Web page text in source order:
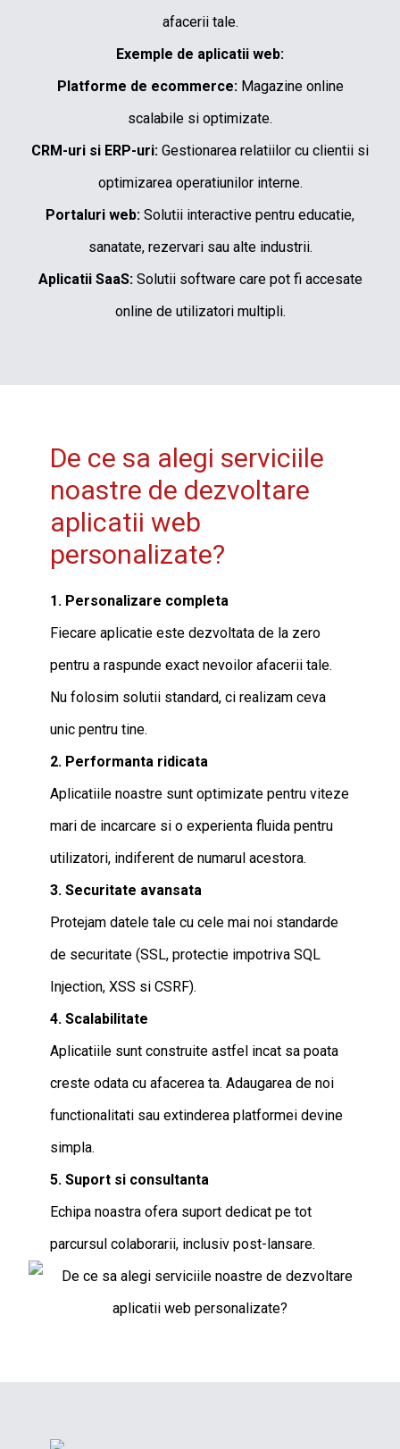
afacerii tale.
Exemple de aplicatii web:
Platforme de ecommerce:Magazine online
scalabile si optimizate.
CRM-uri si ERP-uri: Gestionarea relatiilor cu clientii si
optimizarea operatiunilor interne.
Portaluri web: Solutii interactive pentru educatie,
sanatate, rezervari sau alte industrii.
Aplicatii SaaS:Solutii software care pot fi accesate
online de utilizatori multipli.
De ce sa alegi serviciile
noastre de dezvoltare
aplicatii web
personalizate?
1. Personalizare completa
Fiecare aplicatie este dezvoltata de la zero
pentru a raspunde exact nevoilor afacerii tale.
Nu folosim solutii standard, ci realizam ceva
unic pentru tine.
2. Performanta ridicata
Aplicatiile noastre sunt optimizate pentru viteze
mari de incarcare si o experienta fluida pentru
utilizatori, indiferent de numarul acestora.
3. Securitate avansata
Protejam datele tale cu cele mai noi standarde
de securitate (SSL, protectie impotriva SQL
Injection, XSS si CSRF).
4. Scalabilitate
Aplicatiile sunt construite astfel incat sa poata
creste odata cu afacerea ta. Adaugarea de noi
functionalitati sau extinderea platformei devine
simpla.
5. Suport si consultanta
Echipa noastra ofera suport dedicat pe tot
parcursul colaborarii, inclusiv post-lansare.